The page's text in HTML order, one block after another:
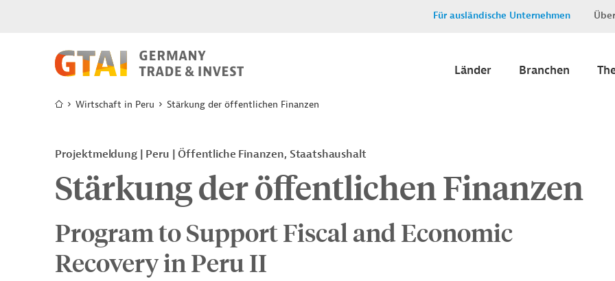
Für ausländische Unternehmen
Länder Branchen
Wirtschaft in Peru Stärkung der öffentlichen Finanzen
Projektmeldung Peru Öffentliche Finanzen, Staatshaushalt
Stärkung der öffentlichen Finanzen
Program to Support Fiscal and Economic
Recovery in Peru II